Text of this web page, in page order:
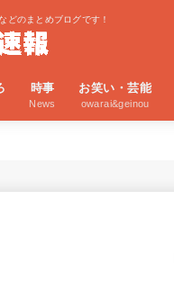
どのまとめブログです！
時事
News
お笑い・芸能
owarai&geinou